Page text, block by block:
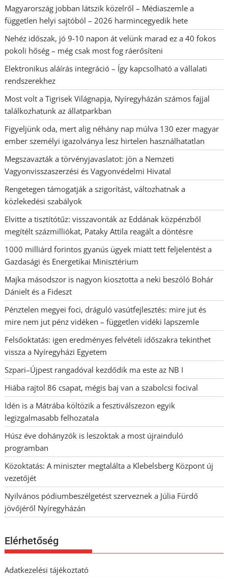
Magyarország jobban látszik közelről – Médiaszemle a
független helyi sajtóból – 2026 harmincegyedik hete
Nehéz időszak, jó 9-10 napon át velünk marad ez a 40 fokos
pokoli hőség – még csak most fog ráerősíteni
Elektronikus aláírás integráció – Így kapcsolható a vállalati
rendszerekhez
Most volt a Tigrisek Világnapja, Nyíregyházán számos fajjal
találkozhatunk az állatparkban
Figyeljünk oda, mert alig néhány nap múlva 130 ezer magyar
ember személyi igazolványa lesz hirtelen használhatatlan
Megszavazták a törvényjavaslatot: jön a Nemzeti
Vagyonvisszaszerzési és Vagyonvédelmi Hivatal
Rengetegen támogatják a szigorítást, változhatnak a
közlekedési szabályok
Elvitte a tisztítótűz: visszavonták az Eddának közpénzből
megítélt százmilliókat, Pataky Attila reagált a döntésre
1000 milliárd forintos gyanús ügyek miatt tett feljelentést a
Gazdasági és Energetikai Minisztérium
Majka másodszor is nagyon kiosztotta a neki beszóló Bohár
Dánielt és a Fideszt
Pénztelen megyei foci, dráguló vasútfejlesztés: mire jut és
mire nem jut pénz vidéken – független vidéki lapszemle
Felsőoktatás: igen eredményes felvételi időszakra tekinthet
vissza a Nyíregyházi Egyetem
Szpari–Újpest rangadóval kezdődik ma este az NB I
Hiába rajtol 86 csapat, mégis baj van a szabolcsi focival
Idén is a Mátrába költözik a fesztiválszezon egyik
legizgalmasabb felhozatala
Húsz éve dohányzók is leszoktak a most újrainduló
programban
Közoktatás: A miniszter megtalálta a Klebelsberg Központ új
vezetőjét
Nyilvános pódiumbeszélgetést szerveznek a Júlia Fürdő
jövőjéről Nyíregyházán
Elérhetőség
Adatkezelési tájékoztató